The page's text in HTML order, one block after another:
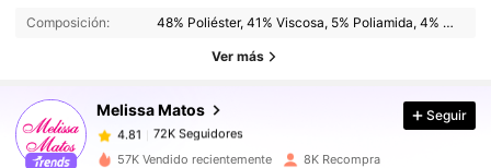
Composición: 48% Poliéster, 41% Viscosa, 5% Poliamida, 4% Acrílico, 2% Lana
Ver más
Melissa Matos
72K Seguidores
72K Seguidores
4.81
72K Seguidores
c***e seguidoHace 4 horas
4.81
Seguir
57K Vendido recientemente 8K Recompra